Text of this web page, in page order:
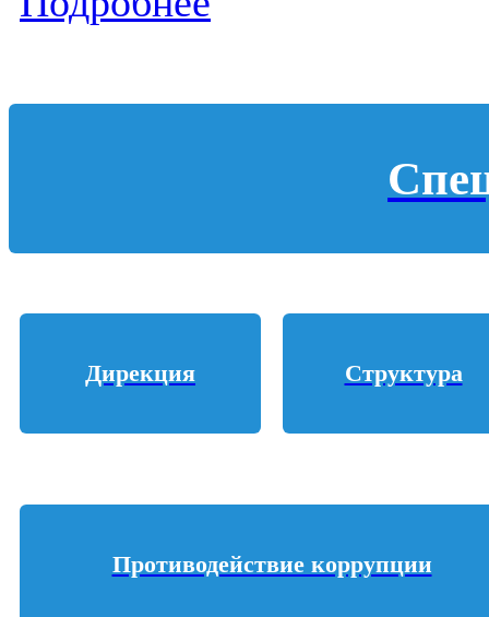
Дирекция Структура
Противодействие коррупции